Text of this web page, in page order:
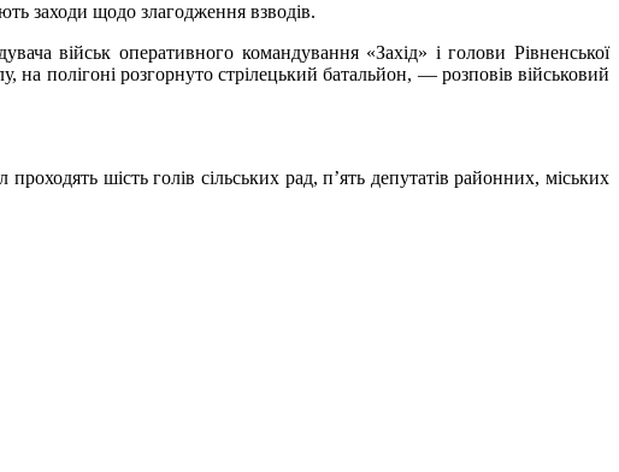
заходи щодо злагодження взводів.
військ оперативного командування «Захід» і голови Рівненської
на полігоні розгорнуто стрілецький батальйон, — розповів військовий
шість голів сільських рад, п’ять депутатів районних, міських